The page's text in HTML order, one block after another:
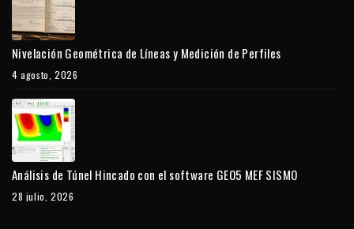
Nivelación Geométrica de Líneas y Medición de Perfiles
4 agosto, 2026
Análisis de Túnel Hincado con el software GEO5 MEF SISMO
28 julio, 2026